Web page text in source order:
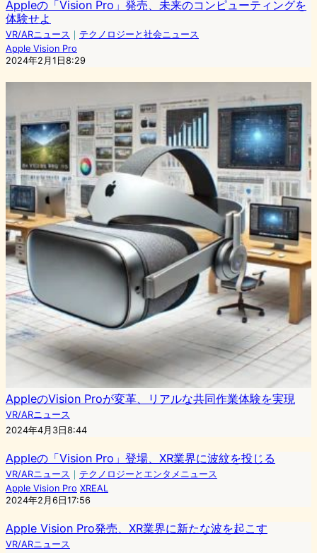
Appleの「Vision Pro」発売、未来のコンピューティングを
体験せよ
VR/ARニュース ｜ テクノロジーと社会ニュース
Apple Vision Pro
2024年2月1日8:29
AppleのVision Proが変革、リアルな共同作業体験を実現
VR/ARニュース
2024年4月3日8:44
Appleの「Vision Pro」登場、XR業界に波紋を投じる
VR/ARニュース ｜ テクノロジーとエンタメニュース
Apple Vision Pro XREAL
2024年2月6日17:56
Apple Vision Pro発売、XR業界に新たな波を起こす
VR/ARニュース